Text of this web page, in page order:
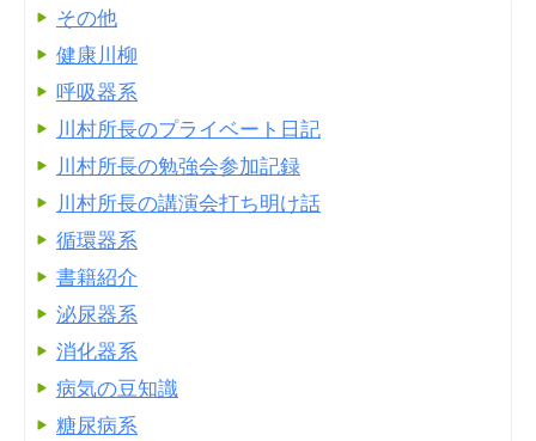
その他
健康川柳
呼吸器系
川村所長のプライベート日記
川村所長の勉強会参加記録
川村所長の講演会打ち明け話
循環器系
書籍紹介
泌尿器系
消化器系
病気の豆知識
糖尿病系